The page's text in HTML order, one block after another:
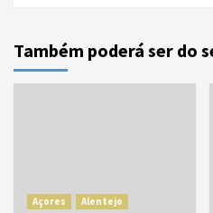
Também poderá ser do
Açores
Alentejo